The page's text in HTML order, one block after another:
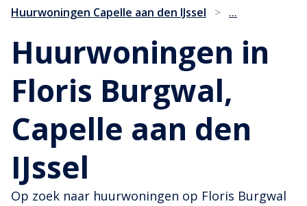
Huurwoningen Capelle aan den IJssel
> ...
Huurwoningen in
Floris Burgwal,
Capelle aan den
IJssel
Op zoek naar huurwoningen op Floris Burgwal